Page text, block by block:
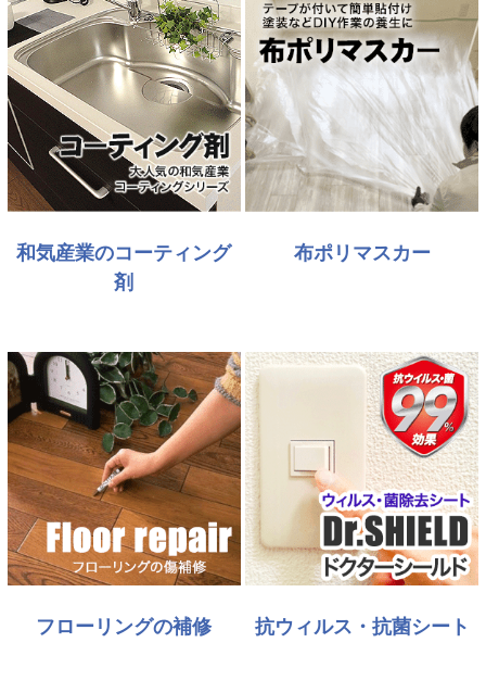
和気産業のコーティング
剤
布ポリマスカー
フローリングの補修 抗ウィルス・抗菌シート